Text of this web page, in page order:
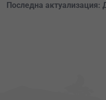
Последна актуализация: